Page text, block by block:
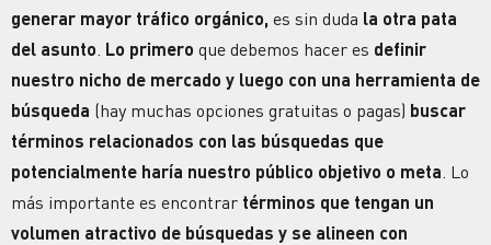
generar mayor tráfico orgánico, es sin duda la otra pata
del asunto. Lo primero que debemos hacer es definir
nuestro nicho de mercado y luego con una herramienta de
búsqueda (hay muchas opciones gratuitas o pagas) buscar
términos relacionados con las búsquedas que
potencialmente haría nuestro público objetivo o meta. Lo
más importante es encontrar términos que tengan un
volumen atractivo de búsquedas y se alineen con